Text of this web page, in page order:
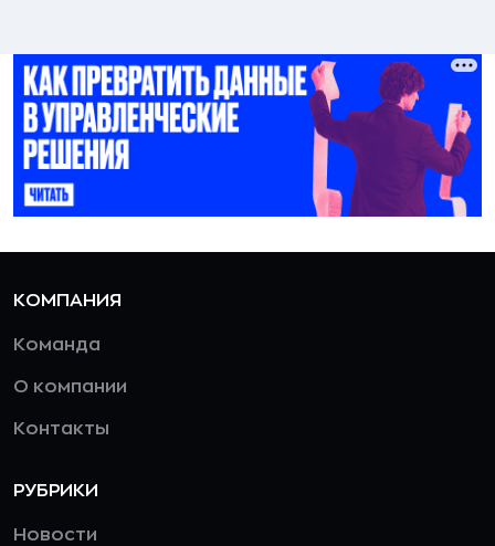
КОМПАНИЯ
Команда
О компании
Контакты
РУБРИКИ
Новости